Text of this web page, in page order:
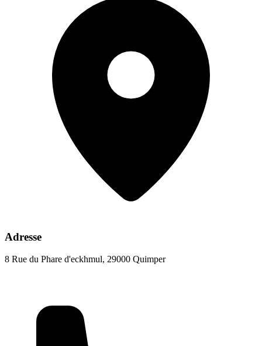
Adresse
8 Rue du Phare d'eckhmul, 29000 Quimper